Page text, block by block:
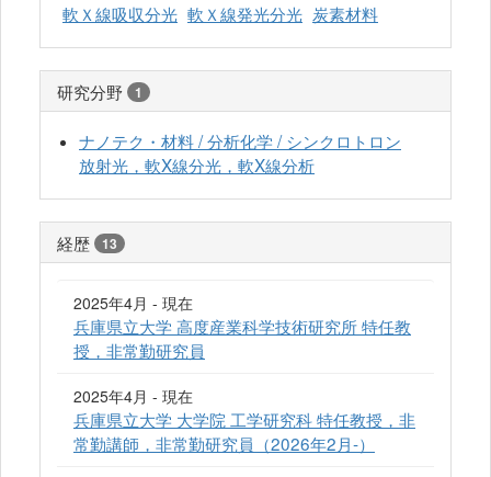
軟Ｘ線吸収分光 軟Ｘ線発光分光 炭素材料
研究分野 1
ナノテク・材料 / 分析化学 / シンクロトロン
放射光，軟X線分光，軟X線分析
経歴 13
2025年4月 - 現在
兵庫県立大学 高度産業科学技術研究所 特任教
授，非常勤研究員
2025年4月 - 現在
兵庫県立大学 大学院 工学研究科 特任教授，非
常勤講師，非常勤研究員（2026年2月-）